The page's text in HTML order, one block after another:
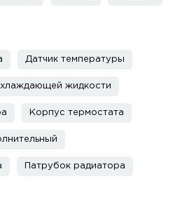
Датчик температуры
жидкости
Корпус термостата
Патрубок радиатора